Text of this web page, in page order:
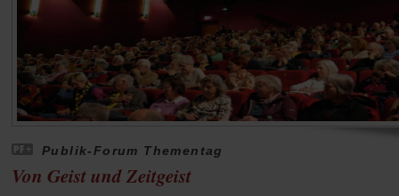
Publik-Forum Thementag
Von Geist und Zeitgeist